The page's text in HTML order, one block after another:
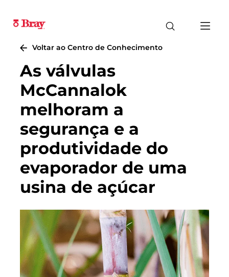
Voltar ao Centro de Conhecimento
As válvulas
McCannalok
melhoram a
segurança e a
produtividade do
evaporador de uma
usina de açúcar